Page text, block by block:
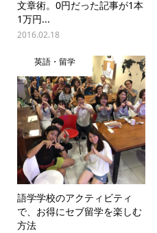
文章術。0円だった記事が1本
1万円...
2016.02.18
英語・留学
語学学校のアクティビティ
で、お得にセブ留学を楽しむ
方法